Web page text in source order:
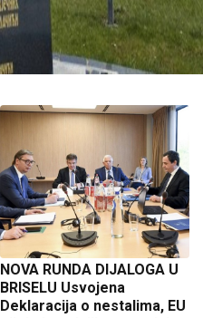
NOVA RUNDA DIJALOGA U
BRISELU Usvojena
Deklaracija o nestalima, EU